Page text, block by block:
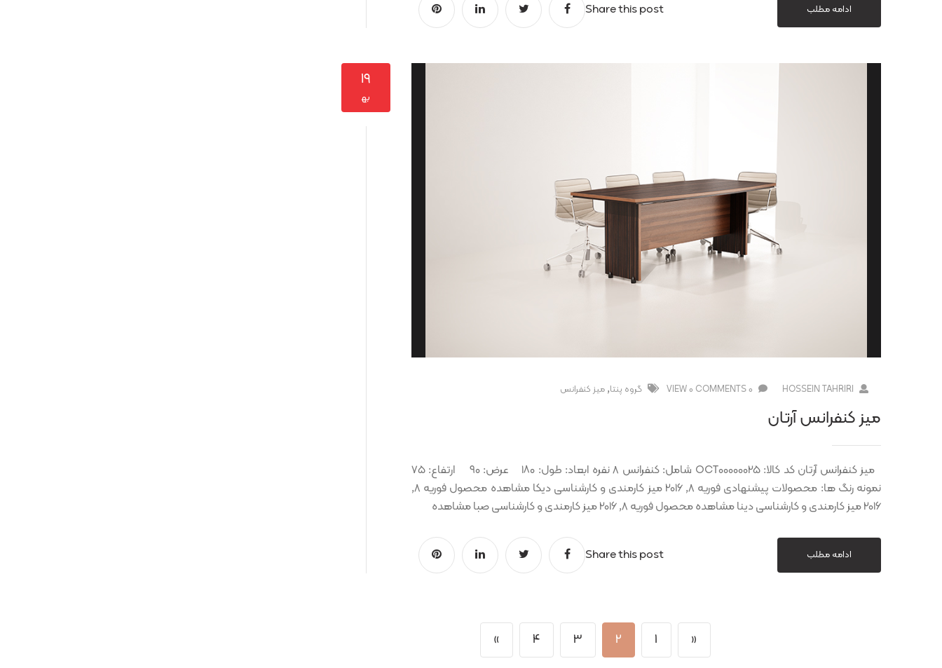
ادامه مطلب Share this post
۱۹
به‍
HOSSEIN TAHRIRI
0 COMMENTS
0 VIEW گروه پنتا, ميز کنفرانس
میز کنفرانس آرتان
میز کنفرانس آرتان کد کالا: OCT00000025 شامل: کنفرانس 8 نفره ابعاد: طول: ۱۸۰ عرض: ۹۰ ارتفاع: ۷۵
نمونه رنگ ها: محصولات پیشنهادی فوریه 8, 2016 میز کارمندی و کارشناسی دیکا مشاهده محصول فوریه 8,
2016 میز کارمندی و کارشناسی دینا مشاهده محصول فوریه 8, 2016 میز کارمندی و کارشناسی صبا مشاهده
ادامه مطلب Share this post
«
1
2
3
4
»